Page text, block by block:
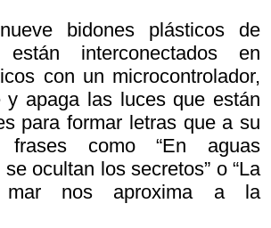
bidones plásticos de
interconectados en
con un microcontrolador,
y apaga las luces que están
para formar letras que a su
frases como “En aguas
ocultan los secretos” o “La
mar nos aproxima a la